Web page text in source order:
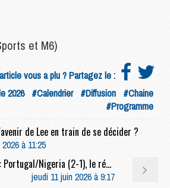
et M6)
vous a plu ? Partagez le :
2026 #Calendrier #Diffusion #Chaine
#Programme
de Lee en train de se décider ?
à 11:25
Coupe du monde 2026 : Portugal/Nigeria (2-1), le résumé et les buts en video
jeudi 11 juin 2026 à 9:17